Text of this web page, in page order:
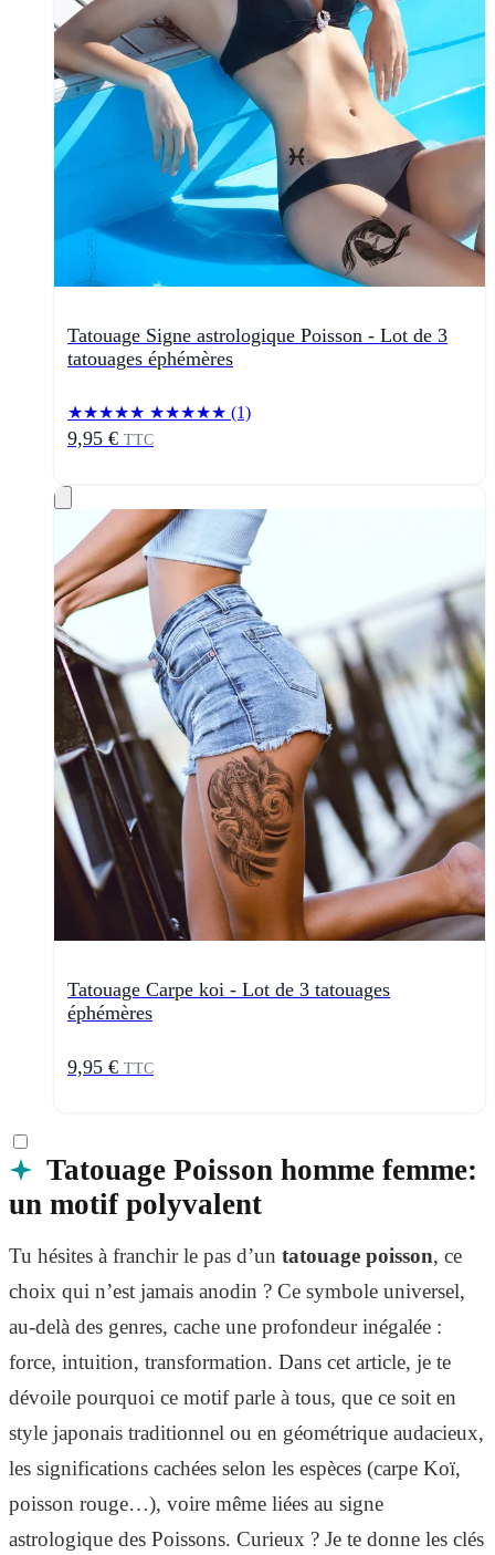
Tatouage Signe astrologique Poisson - Lot de 3
tatouages éphémères
★★★★★ ★★★★★ (1)
9,95 € TTC
Tatouage Carpe koi - Lot de 3 tatouages
éphémères
9,95 € TTC
Tatouage Poisson homme femme:
un motif polyvalent
Tu hésites à franchir le pas d’un tatouage poisson, ce
choix qui n’est jamais anodin ? Ce symbole universel,
au-delà des genres, cache une profondeur inégalée :
force, intuition, transformation. Dans cet article, je te
dévoile pourquoi ce motif parle à tous, que ce soit en
style japonais traditionnel ou en géométrique audacieux,
les significations cachées selon les espèces (carpe Koï,
poisson rouge…), voire même liées au signe
astrologique des Poissons. Curieux ? Je te donne les clés